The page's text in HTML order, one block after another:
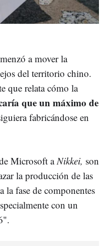
a mover la
del territorio chino.
que relata cómo la
que un máximo de
fabricándose en
Microsoft aNikkei, son
la producción de las
la fase de componentes
con un